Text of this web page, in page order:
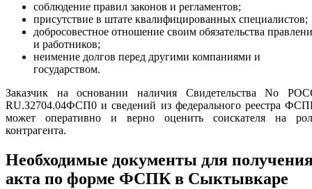
соблюдение правил законов и регламентов;
присутствие в штате квалифицированных специалистов;
добросовестное отношение своим обязательства
и работников;
неимение долгов перед другими компаниями и
государством.
Заказчик на основании наличия Свидетельства No
RU.З2704.04ФСП0 и сведений из федерального реестра
может оперативно и верно оценить соискателя на
контрагента.
Необходимые документы для
акта по форме ФСПК в Сыктывкаре